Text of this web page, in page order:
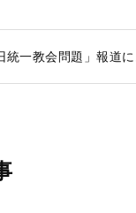
統一教会問題」報道